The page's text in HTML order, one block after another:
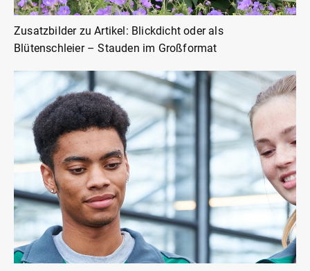
Zusatzbilder zu Artikel: Blickdicht oder als
Blütenschleier – Stauden im Großformat